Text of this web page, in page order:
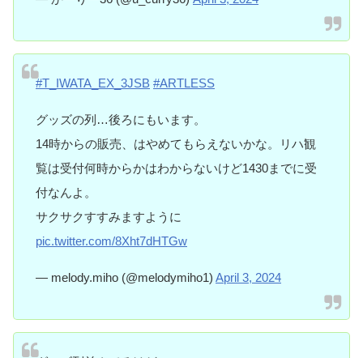
#T_IWATA_EX_3JSB #ARTLESS
グッズの列…後ろにもいます。
14時からの販売、はやめてもらえないかな。リハ観
覧は受付何時からかはわからないけど1430までに受
付なんよ。
サクサクすすみますように
pic.twitter.com/8Xht7dHTGw
— melody.miho (@melodymiho1) April 3, 2024